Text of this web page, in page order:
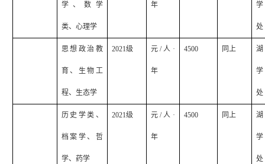
学、数学
类、心理学
年
处
思想政治教
育、生物工
程、生态学
2021级 元/人·
年
4500 同上
处
历史学类、
档案学、哲
学、药学
2021级 元/人·
年
4500 同上
处